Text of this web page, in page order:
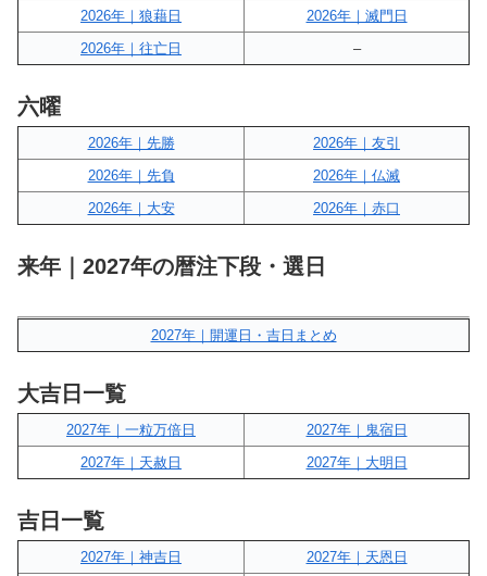
2026年｜狼藉日
2026年｜滅門日
2026年｜往亡日
–
六曜
2026年｜先勝
2026年｜友引
2026年｜先負
2026年｜仏滅
2026年｜大安
2026年｜赤口
来年｜2027年の暦注下段・選日
2027年｜開運日・吉日まとめ
大吉日一覧
2027年｜一粒万倍日
2027年｜鬼宿日
2027年｜天赦日
2027年｜大明日
吉日一覧
2027年｜神吉日
2027年｜天恩日